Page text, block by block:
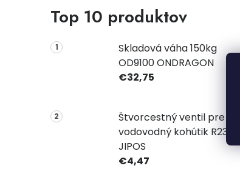
Top 10 produktov
Skladová váha 150kg
OD9100 ONDRAGON
€32,75
Štvorcestný ventil pre
vodovodný kohútik R2331
JIPOS
€4,47